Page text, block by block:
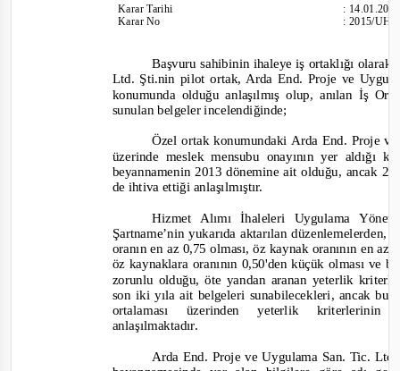
Karar Tarihi
Karar No
:
:2015/
Başvuru sahibinin ihaleye iş ortaklığı
Ltd. Şti.nin pilot ortak, Arda End. Proje ve
konumunda olduğu anlaşılmış olup, anılan İş
sunulan belgeler incelendiğinde;
Özel ortak konumundaki Arda End. Proje
üzerinde meslek mensubu onayının yer aldığı
beyannamenin 2013 dönemine ait olduğu, ancak
de ihtiva ettiği anlaşılmıştır.
Hizmet Alımı İhaleleri Uygulama
Şartname’nin yukarıda aktarılan
oranın en az 0,75 olması, öz kaynak oranının en
öz kaynaklara oranının 0,50'den küçük olması ve
zorunlu olduğu, öte yandan aranan yeterlik
son iki yıla ait belgeleri sunabilecekleri, ancak bu
ortalaması üzerinden yeterlik kriterlerinin
anlaşılmaktadır.
Arda End. Proje ve Uygulama San. Tic.